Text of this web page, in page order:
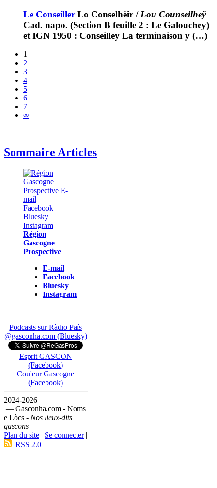
Le Conseiller Lo Conselhèir / Lou Counseilheÿ
Cad. napo. (Section B feuille 2 : Le Galouchey)
et IGN 1950 : Conseilley La terminaison y (…)
1
2
3
4
5
6
7
∞
Sommaire Articles
Région
Gascogne
Prospective
E-mail
Facebook
Bluesky
Instagram
Podcasts sur Ràdio País
@gasconha.com (Bluesky)
Esprit GASCON
(Facebook)
Couleur Gascogne
(Facebook)
2024-2026
— Gasconha.com - Noms
e Lòcs - Nos lieux-dits
gascons
Plan du site | Se connecter|
RSS 2.0